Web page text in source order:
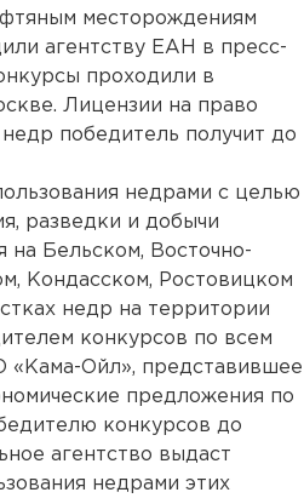
месторождениям
агентству ЕАН в пресс-
проходили в
Лицензии на право
недр победитель получит до
недрами с целью
разведки и добычи
на Бельском, Восточно-
Кондасском, Ростовицком
недр на территории
конкурсов по всем
«Кама-Ойл», представившее
предложения по
конкурсов до
агентство выдаст
недрами этих